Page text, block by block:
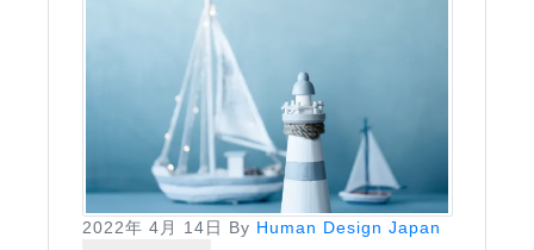
2022年 4月 14日 By Human Design Japan